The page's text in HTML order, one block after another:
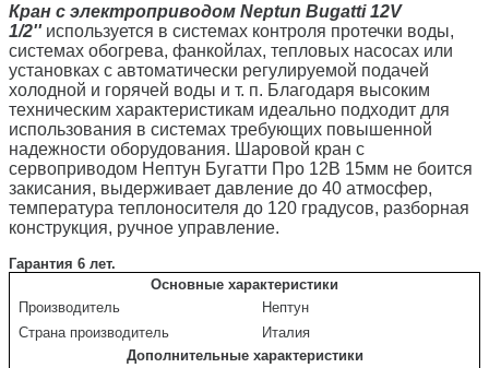
Кран с электроприводом Neptun Bugatti 12V
1/2''используется в системах контроля протечки воды,
системах обогрева, фанкойлах, тепловых насосах или
установках с автоматически регулируемой подачей
холодной и горячей воды и т. п. Благодаря высоким
техническим характеристикам идеально подходит для
использования в системах требующих повышенной
надежности оборудования. Шаровой кран с
сервоприводом Нептун Бугатти Про 12В 15мм не боится
закисания, выдерживает давление до 40 атмосфер,
температура теплоносителя до 120 градусов, разборная
конструкция, ручное управление.
Гарантия 6 лет.
Основные характеристики
Производитель
Нептун
Страна производитель
Италия
Дополнительные характеристики